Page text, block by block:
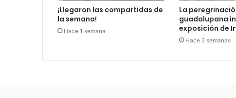
¡Llegaron las compartidas de
la semana!
Hace 1 semana
La
guadalupana
exposición de
Hace 2 semanas